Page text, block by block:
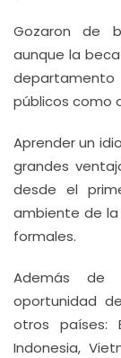
Gozaron de
aunque la
públicos como
Aprender un
grandes
desde el
ambiente de la
formales.
Además de
oportunidad
otros países:
Indonesia,